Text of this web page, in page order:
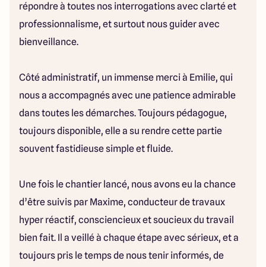
répondre à toutes nos interrogations avec clarté et
professionnalisme, et surtout nous guider avec
bienveillance.
Côté administratif, un immense merci à Emilie, qui
nous a accompagnés avec une patience admirable
dans toutes les démarches. Toujours pédagogue,
toujours disponible, elle a su rendre cette partie
souvent fastidieuse simple et fluide.
Une fois le chantier lancé, nous avons eu la chance
d’être suivis par Maxime, conducteur de travaux
hyper réactif, consciencieux et soucieux du travail
bien fait. Il a veillé à chaque étape avec sérieux, et a
toujours pris le temps de nous tenir informés, de